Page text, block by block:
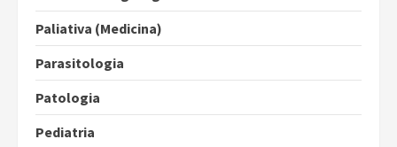
Paliativa (Medicina)
Parasitologia
Patologia
Pediatria